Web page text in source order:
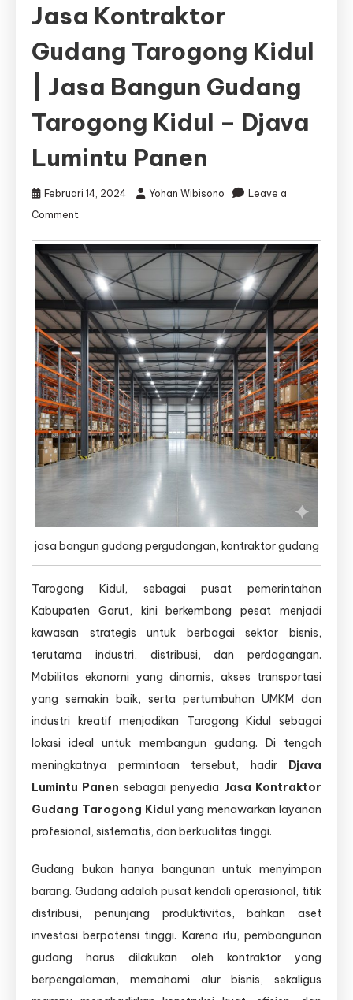
Jasa Kontraktor
Gudang Tarogong Kidul
| Jasa Bangun Gudang
Tarogong Kidul – Djava
Lumintu Panen
Februari 14, 2024 Yohan Wibisono
Leave a
Comment
Kontraktor
Gudang
Tarogong
Kidul
|
Jasa
Bangun
Gudang
Tarogong
Kidul
–
Djava
Lumintu
Panen
jasa bangun gudang pergudangan, kontraktor gudang
Tarogong Kidul, sebagai pusat pemerintahan
Kabupaten Garut, kini berkembang pesat menjadi
kawasan strategis untuk berbagai sektor bisnis,
terutama industri, distribusi, dan perdagangan.
Mobilitas ekonomi yang dinamis, akses transportasi
yang semakin baik, serta pertumbuhan UMKM dan
industri kreatif menjadikan Tarogong Kidul sebagai
lokasi ideal untuk membangun gudang. Di tengah
meningkatnya permintaan tersebut, hadir Djava
Lumintu Panen sebagai penyedia Jasa Kontraktor
Gudang Tarogong Kidul yang menawarkan layanan
profesional, sistematis, dan berkualitas tinggi.
Gudang bukan hanya bangunan untuk menyimpan
barang. Gudang adalah pusat kendali operasional, titik
distribusi, penunjang produktivitas, bahkan aset
investasi berpotensi tinggi. Karena itu, pembangunan
gudang harus dilakukan oleh kontraktor yang
berpengalaman, memahami alur bisnis, sekaligus